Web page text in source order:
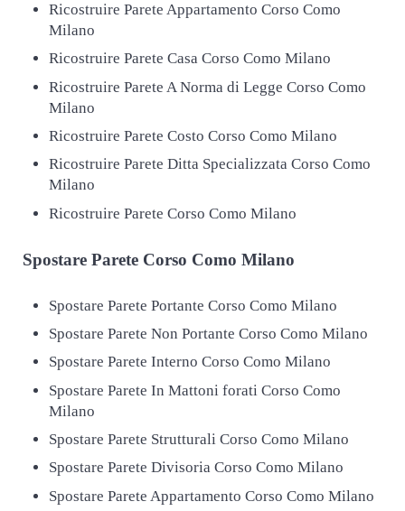
Ricostruire Parete Appartamento Corso Como
Milano
Ricostruire Parete Casa Corso Como Milano
Ricostruire Parete A Norma di Legge Corso Como
Milano
Ricostruire Parete Costo Corso Como Milano
Ricostruire Parete Ditta Specializzata Corso Como
Milano
Ricostruire Parete Corso Como Milano
SpostareParete Corso Como Milano
Spostare Parete Portante Corso Como Milano
Spostare Parete Non Portante Corso Como Milano
Spostare Parete Interno Corso Como Milano
Spostare Parete In Mattoni forati Corso Como
Milano
Spostare Parete Strutturali Corso Como Milano
Spostare Parete Divisoria Corso Como Milano
Spostare Parete Appartamento Corso Como Milano